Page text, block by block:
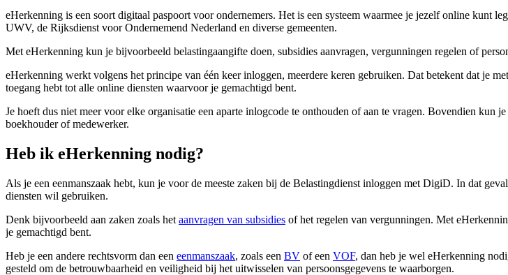
eHerkenning is een soort digitaal paspoort voor ondernemers. Het is een systeem waarmee je jezelf online kunt
UWV, de Rijksdienst voor Ondernemend Nederland en diverse gemeenten.
Met eHerkenning kun je bijvoorbeeld belastingaangifte doen, subsidies aanvragen, vergunningen regelen of
eHerkenning werkt volgens het principe van één keer inloggen, meerdere keren gebruiken. Dat betekent dat je
toegang hebt tot alle online diensten waarvoor je gemachtigd bent.
Je hoeft dus niet meer voor elke organisatie een aparte inlogcode te onthouden of aan te vragen. Bovendien kun
boekhouder of medewerker.
Heb ik eHerkenning nodig?
Als je een eenmanszaak hebt, kun je voor de meeste zaken bij de Belastingdienst inloggen met DigiD. In dat
diensten wil gebruiken.
Denk bijvoorbeeld aan zaken zoals het aanvragen van subsidies of het regelen van vergunningen. Met
je gemachtigd bent.
Heb je een andere rechtsvorm dan een eenmanszaak, zoals een BV of een VOF, dan heb je wel eHerkenning
gesteld om de betrouwbaarheid en veiligheid bij het uitwisselen van persoonsgegevens te waarborgen.